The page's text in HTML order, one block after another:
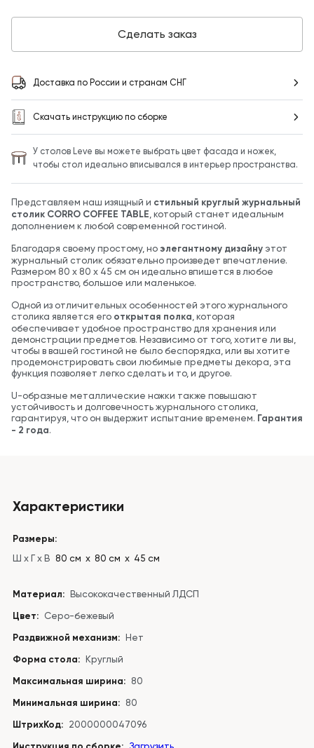
Сделать заказ
Доставка по России и странам СНГ
Скачать инструкцию по сборке
У столов Leve вы можете выбрать цвет фасада и ножек,
чтобы стол идеально вписывался в интерьер пространства.
Представляем наш изящный и стильный круглый журнальный
столик CORRO COFFEE TABLE , который станет идеальным
дополнением к любой современной гостиной.
Благодаря своему простому, ноэлегантному дизайну этот
журнальный столик обязательно произведет впечатление.
Размером 80 х 80 х 45 см он идеально впишется в любое
пространство, большое или маленькое.
Одной из отличительных особенностей этого журнального
столика является его открытая полка , которая
обеспечивает удобное пространство для хранения или
демонстрации предметов. Независимо от того, хотите ли вы,
чтобы в вашей гостиной не было беспорядка, или вы хотите
продемонстрировать свои любимые предметы декора, эта
функция позволяет легко сделать и то, и другое.
U-образные металлические ножки также повышают
устойчивость и долговечность журнального столика,
гарантируя, что он выдержит испытание временем. Гарантия
- 2 года.
Характеристики
Размеры:
Ш x Г x В 80 см х 80 см х 45 см
Материал: Высококачественный ЛДСП
Цвет: Серо-бежевый
Раздвижной механизм: Нет
Форма стола: Круглый
Максимальная ширина: 80
Минимальная ширина: 80
ШтрихКод: 2000000047096
Загрузить